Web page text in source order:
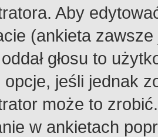
Aby
(ankieta
głosu to
jeśli jednak
może to
w ankietach